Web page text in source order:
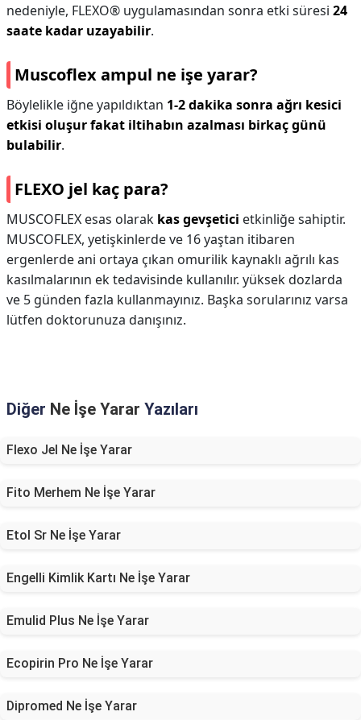
nedeniyle, FLEXO® uygulamasından sonra etki süresi 24
saate kadar uzayabilir.
Muscoflex ampul ne işe yarar?
Böylelikle iğne yapıldıktan 1-2 dakika sonra ağrı kesici
etkisi oluşur fakat iltihabın azalması birkaç günü
bulabilir.
FLEXO jel kaç para?
MUSCOFLEX esas olarak kas gevşetici etkinliğe sahiptir.
MUSCOFLEX, yetişkinlerde ve 16 yaştan itibaren
ergenlerde ani ortaya çıkan omurilik kaynaklı ağrılı kas
kasılmalarının ek tedavisinde kullanılır. yüksek dozlarda
ve 5 günden fazla kullanmayınız. Başka sorularınız varsa
lütfen doktorunuza danışınız.
Diğer Ne İşe Yarar Yazıları
Flexo Jel Ne İşe Yarar
Fito Merhem Ne İşe Yarar
Etol Sr Ne İşe Yarar
Engelli Kimlik Kartı Ne İşe Yarar
Emulid Plus Ne İşe Yarar
Ecopirin Pro Ne İşe Yarar
Dipromed Ne İşe Yarar